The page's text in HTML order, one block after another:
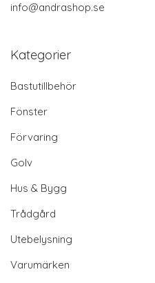
info@andrashop.se
Kategorier
Bastutillbehör
Fönster
Förvaring
Golv
Hus & Bygg
Trådgård
Utebelysning
Varumärken